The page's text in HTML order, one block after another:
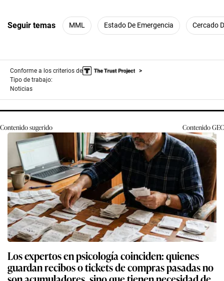
Seguir temas MML Estado De Emergencia Cercado
Conforme a los criterios de
Tipo de trabajo:
Noticias
Contenido sugerido ContenidoGEC
Los expertos en psicología coinciden: quienes
guardan recibos o tickets de compras pasadas no